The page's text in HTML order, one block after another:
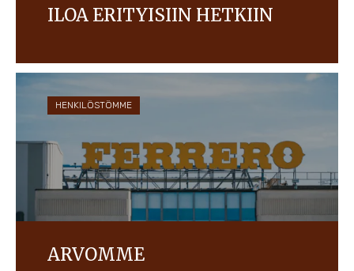
ILOA ERITYISIIN HETKIIN
huolehdimme ihmisistä ja ympäristöstä.
HENKILÖSTÖMME
ARVOMME